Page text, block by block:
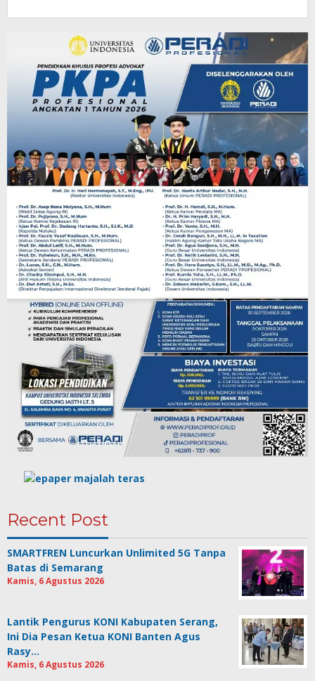
Recent Post
SMARTFREN Luncurkan Unlimited 5G Tanpa
Batas di Semarang
Kamis, 6 Agustus 2026
Lantik Pengurus KONI Kabupaten Serang,
Ini Dia Pesan Ketua KONI Banten Agus
Rasy…
Kamis, 6 Agustus 2026